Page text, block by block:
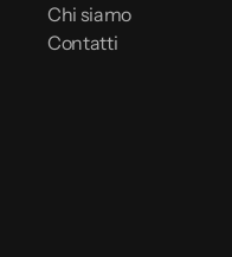
Chi siamo
Contatti